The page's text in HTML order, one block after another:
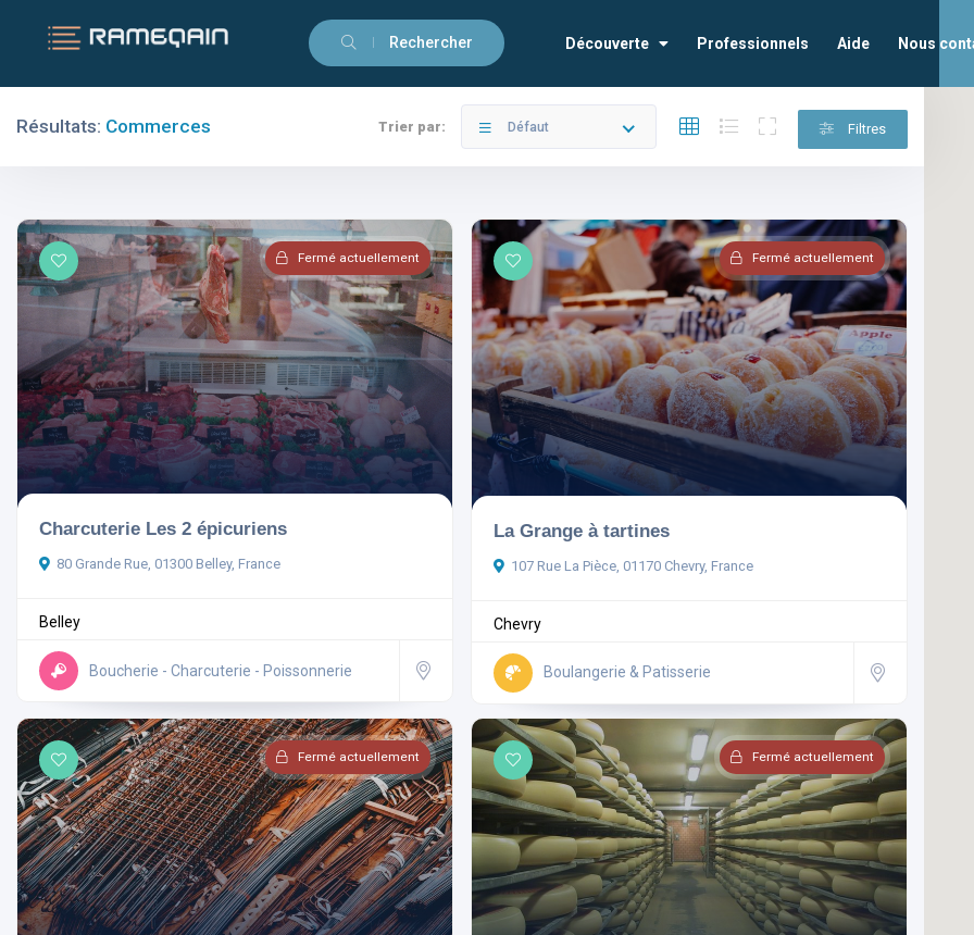
Rechercher Découverte Professionnels Aide Nous
Villes
Commerces
Aménagements
Rechercher
Réinitialiser les filtres
Résultats: Commerces Trier par: Défaut Filtres
Fermé actuellement
Charcuterie Les 2 épicuriens
80 Grande Rue, 01300 Belley, France
Belley
Boucherie - Charcuterie - Poissonnerie
Fermé actuellement
La Grange à tartines
107 Rue La Pièce, 01170 Chevry, France
Chevry
Boulangerie & Patisserie
Fermé actuellement Fermé actuellement